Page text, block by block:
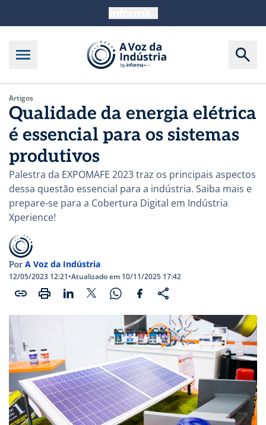
Artigos
Qualidade da energia elétrica
é essencial para os sistemas
produtivos
Palestra da EXPOMAFE 2023 traz os principais aspectos
dessa questão essencial para a indústria. Saiba mais e
prepare-se para a Cobertura Digital em Indústria
Xperience!
Por A Voz da Indústria
12/05/2023 12:21•Atualizado em 10/11/2025 17:42